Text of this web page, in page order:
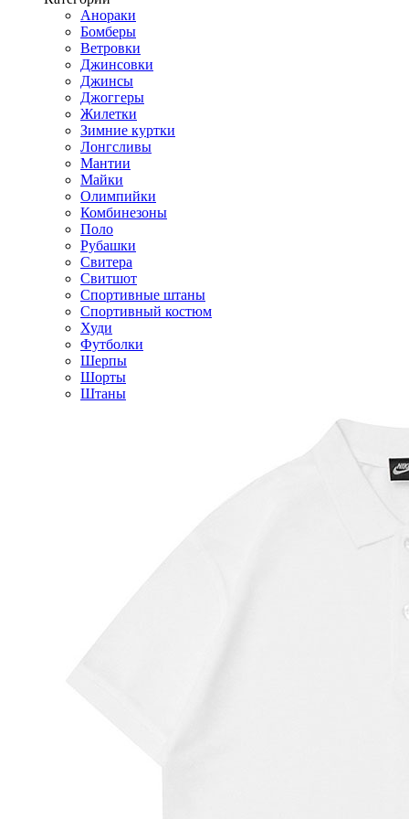
Анораки
Бомберы
Ветровки
Джинсовки
Джинсы
Джоггеры
Жилетки
Зимние куртки
Лонгсливы
Мантии
Майки
Олимпийки
Комбинезоны
Поло
Рубашки
Свитера
Свитшот
Спортивные штаны
Спортивный костюм
Худи
Футболки
Шерпы
Шорты
Штаны